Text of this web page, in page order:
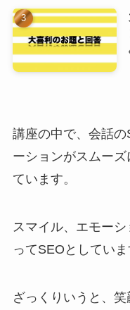
講座の中で、会話
ーションがスムー
ています。
スマイル、エモー
ってSEOとしていま
ざっくりいうと、